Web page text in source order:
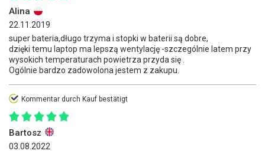
Alina
22.11.2019
super bateria,długo trzyma i stopki w baterii są dobre,
dzięki temu laptop ma lepszą wentylację -szczególnie latem przy
wysokich temperaturach powietrza przyda się .
Ogólnie bardzo zadowolona jestem z zakupu.
Kommentar durch Kauf bestätigt
Bartosz
03.08.2022